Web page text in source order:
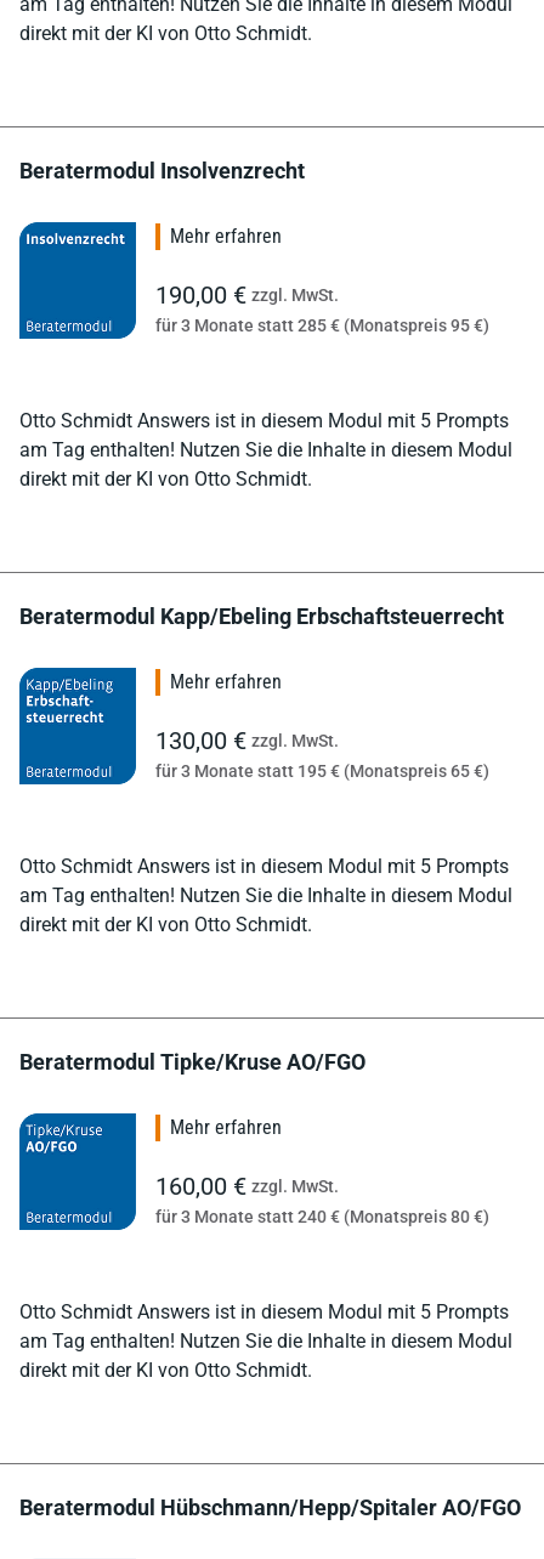
direkt mit der KI von Otto Schmidt.
Beratermodul Insolvenzrecht
Otto Schmidt Answers ist in diesem Modul mit 5 Prompts
am Tag enthalten! Nutzen Sie die Inhalte in diesem Modul
direkt mit der KI von Otto Schmidt.
Mehr erfahren
190,00 € zzgl. MwSt.
für 3 Monate statt 285 € (Monatspreis 95 €)
Beratermodul Kapp/Ebeling Erbschaftsteuerrecht
Otto Schmidt Answers ist in diesem Modul mit 5 Prompts
am Tag enthalten! Nutzen Sie die Inhalte in diesem Modul
direkt mit der KI von Otto Schmidt.
Mehr erfahren
130,00 € zzgl. MwSt.
für 3 Monate statt 195 € (Monatspreis 65 €)
Beratermodul Tipke/Kruse AO/FGO
Otto Schmidt Answers ist in diesem Modul mit 5 Prompts
am Tag enthalten! Nutzen Sie die Inhalte in diesem Modul
direkt mit der KI von Otto Schmidt.
Mehr erfahren
160,00 € zzgl. MwSt.
für 3 Monate statt 240 € (Monatspreis 80 €)
Beratermodul Hübschmann/Hepp/Spitaler AO/FGO